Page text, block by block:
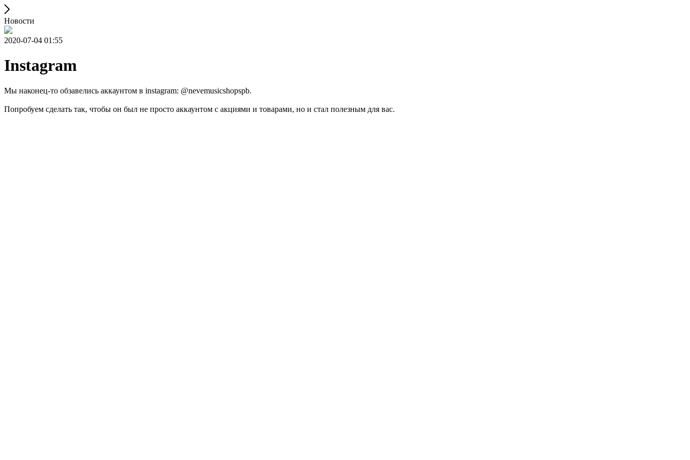
Новости
2020-07-04 01:55
Instagram
Мы наконец-то обзавелись аккаунтом в instagram: @nevemusicshopspb.
Попробуем сделать так, чтобы он был не просто аккаунтом с акциями и товарами, но и стал полезным для вас.